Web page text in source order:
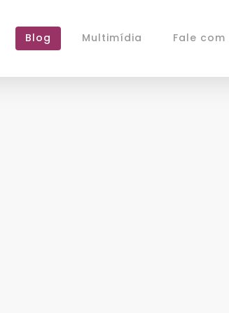
Blog Multimídia Fale com